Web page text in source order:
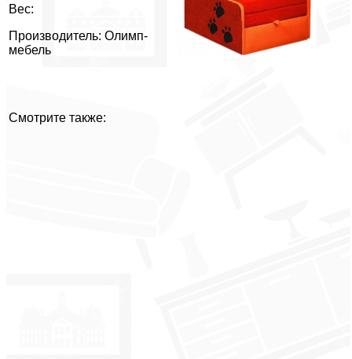
Вес:
Производитель: Олимп-
мебель
Смотрите также: